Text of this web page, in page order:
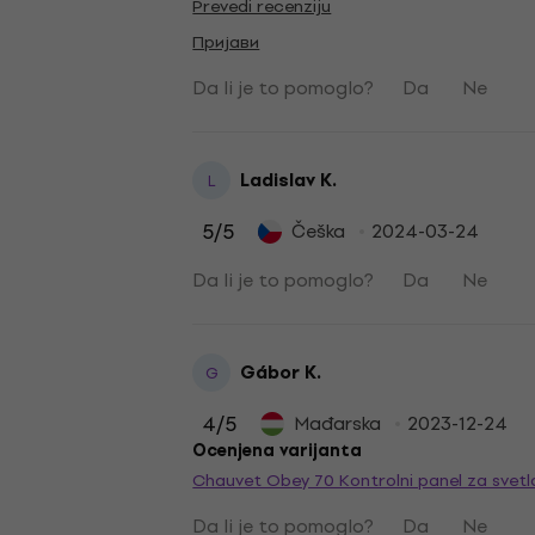
Prevedi recenziju
Пријави
Da li je to pomoglo? Da Ne
L Ladislav K.
5/5 Češka
2024-03-24
Da li je to pomoglo?
Da Ne
G Gábor K.
4/5 Mađarska 2023-12-24
Ocenjena varijanta
Chauvet Obey 70 Kontrolni panel za
Da li je to pomoglo? Da Ne